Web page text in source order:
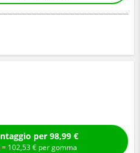
Compra con montaggio per 98,99 €
) = 102,53€ per gomma